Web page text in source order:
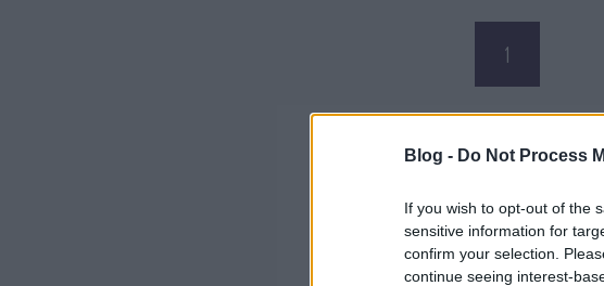
Blog - Do Not Process
If you wish to opt-out of the
sensitive information for
confirm your selection.
continue seeing interest-
1